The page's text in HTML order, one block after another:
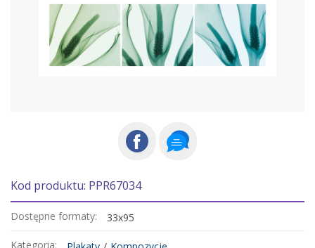
Kod produktu: PPR67034
Dostępne formaty: 33x95
Kategoria: